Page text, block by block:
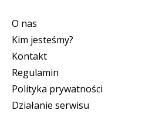
O nas
Kim jesteśmy?
Kontakt
Regulamin
Polityka prywatności
Działanie serwisu